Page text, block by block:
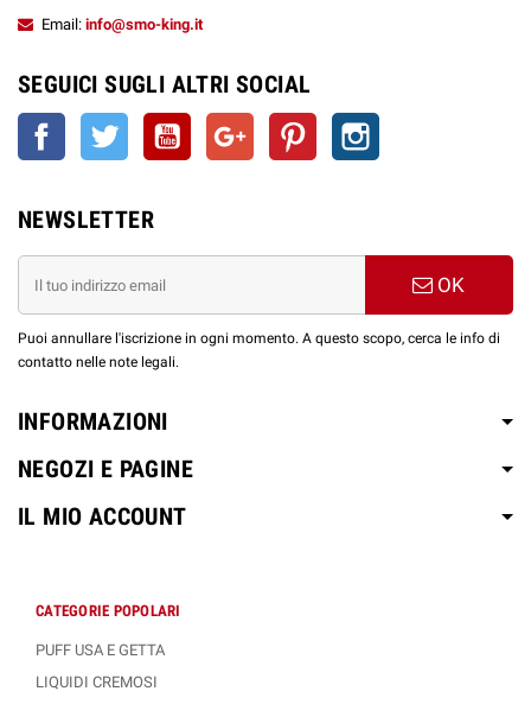
Shot 10ml
mg/ml (50/50)
Aroma Mini
Shot 10ml
1 x Base Neutra 10ml - 18
mg/ml (Full VG)
1 x Base Neutra 10ml - 18
mg/ml (50/50)
mg/ml (50/50)
Shot 10ml
Scopri le altre linee EASY VAPE in formato
MINI SHOT 10+20ml :
Email: info@smo-king.it
SEGUICI SUGLI ALTRI SOCIAL
Facebook Twitter YouTube Google+ Pinterest
NEWSLETTER
OK
Puoi annullare l'iscrizione in ogni momento. A questo scopo, cerca le info di
contatto nelle note legali.
INFORMAZIONI
NEGOZI E PAGINE
IL MIO ACCOUNT
CATEGORIE POPOLARI
PUFF USA E GETTA
LIQUIDI CREMOSI